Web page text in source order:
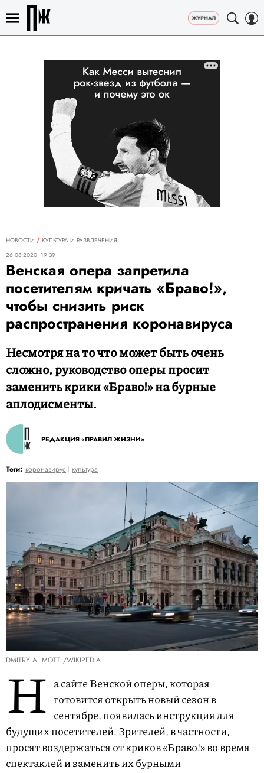
НОВОСТИ
КУЛЬТУРА И РАЗВЛЕЧЕНИЯ
26.08.2020, 19:39
Венская опера запретила
посетителям кричать «Браво!»,
чтобы снизить риск
распространения коронавируса
Несмотря на то что может быть очень
сложно, руководство оперы просит
заменить крики «Браво!» на бурные
аплодисменты.
РЕДАКЦИЯ «ПРАВИЛ ЖИЗНИ»
Теги: коронавирус культура
DMITRY A. MOTTL/WIKIPEDIA
Н а сайте Венской оперы, которая
готовится открыть новый сезон в
сентябре, появилась инструкция для
будущих посетителей. Зрителей, в частности,
просят воздержаться от криков «Браво!» во время
спектаклей и заменить их бурными